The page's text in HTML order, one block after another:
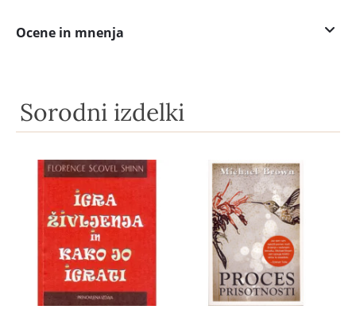
Ocene in mnenja
Sorodni izdelki